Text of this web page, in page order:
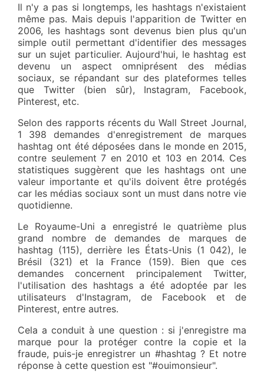
Il n'y a pas si longtemps, les hashtags n'existaient
même pas. Mais depuis l'apparition de Twitter en
2006, les hashtags sont devenus bien plus qu'un
simple outil permettant d'identifier des messages
sur un sujet particulier. Aujourd'hui, le hashtag est
devenu un aspect omniprésent des médias
sociaux, se répandant sur des plateformes telles
que Twitter (bien sûr), Instagram, Facebook,
Pinterest, etc.
Selon des rapports récents du Wall Street Journal,
1 398 demandes d'enregistrement de marques
hashtag ont été déposées dans le monde en 2015,
contre seulement 7 en 2010 et 103 en 2014. Ces
statistiques suggèrent que les hashtags ont une
valeur importante et qu'ils doivent être protégés
car les médias sociaux sont un must dans notre vie
quotidienne.
Le Royaume-Uni a enregistré le quatrième plus
grand nombre de demandes de marques de
hashtag (115), derrière les États-Unis (1 042), le
Brésil (321) et la France (159). Bien que ces
demandes concernent principalement Twitter,
l'utilisation des hashtags a été adoptée par les
utilisateurs d'Instagram, de Facebook et de
Pinterest, entre autres.
Cela a conduit à une question : si j'enregistre ma
marque pour la protéger contre la copie et la
fraude, puis-je enregistrer un #hashtag ? Et notre
réponse à cette question est "#ouimonsieur".